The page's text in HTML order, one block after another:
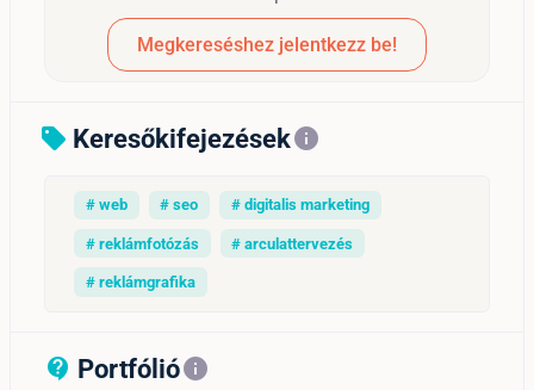
Megkereséshez jelentkezz be!
sell Keresőkifejezésekinfo
# web # seo # digitalis marketing
# reklámfotózás # arculattervezés
# reklámgrafika
contact_support_outline
Portfólióinfo